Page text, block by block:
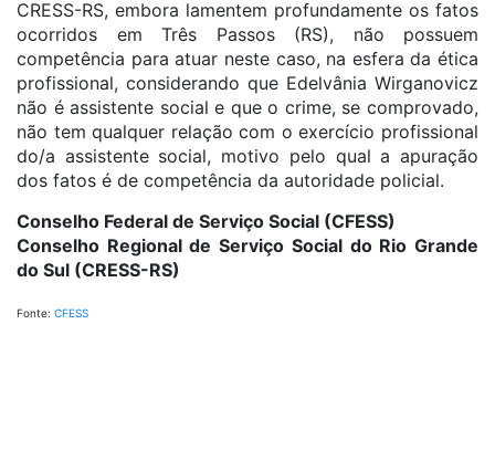
CRESS-RS, embora lamentem profundamente os fatos
ocorridos em Três Passos (RS), não possuem
competência para atuar neste caso, na esfera da ética
profissional, considerando que Edelvânia Wirganovicz
não é assistente social e que o crime, se comprovado,
não tem qualquer relação com o exercício profissional
do/a assistente social, motivo pelo qual a apuração
dos fatos é de competência da autoridade policial.
Conselho Federal de Serviço Social (CFESS)
Conselho Regional de Serviço Social do Rio Grande
do Sul (CRESS-RS)
Fonte: CFESS